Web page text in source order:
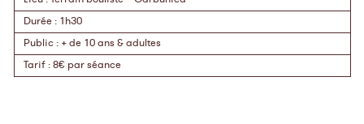
Durée: 1h30
Public: + de 10 ans & adultes
Tarif:8€ par séance